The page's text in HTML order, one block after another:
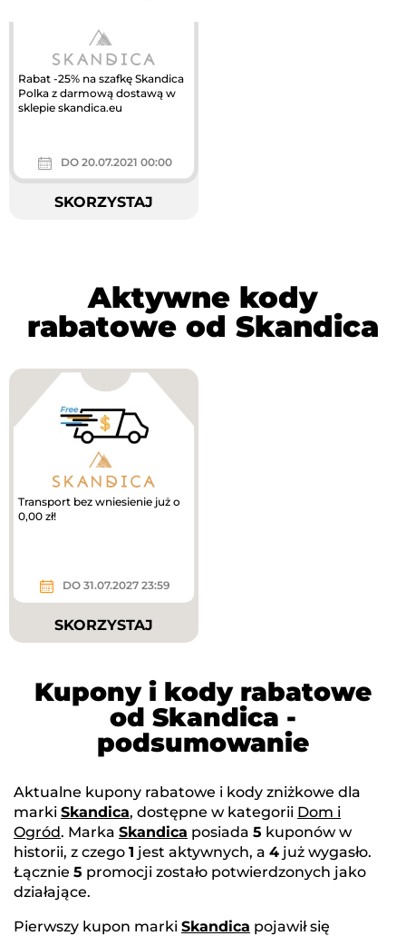
Rabat -25% na szafkę Skandica
Polka z darmową dostawą w
sklepie skandica.eu
DO 20.07.2021 00:00
SKORZYSTAJ
Aktywne kody
rabatowe od Skandica
Transport bez wniesienie już o
0,00 zł!
DO 31.07.2027 23:59
SKORZYSTAJ
Kupony i kody rabatowe
od Skandica -
podsumowanie
Aktualne kupony rabatowe i kody zniżkowe dla
marki Skandica, dostępne w kategorii Dom i
Ogród. Marka Skandica posiada 5 kuponów w
historii, z czego 1 jest aktywnych, a 4 już wygasło.
Łącznie 5 promocji zostało potwierdzonych jako
działające.
Pierwszy kupon marki Skandica pojawił się